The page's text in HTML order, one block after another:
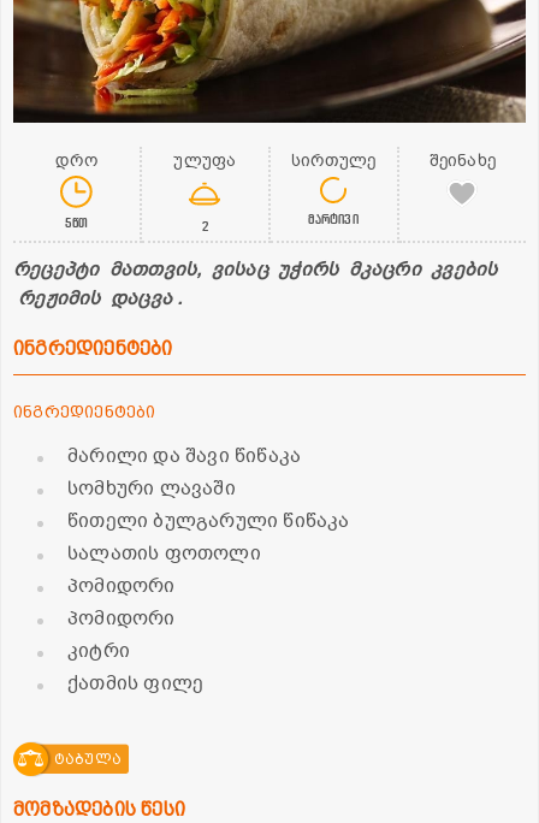
დრო
5წთ
ულუფა
2
სირთულე
მარტივი
შეინახე
რეცეპტი მათთვის, ვისაც უჭირს მკაცრი კვების
რეჟიმის დაცვა .
ინგრედიენტები
ინგრედიენტები
მარილი და შავი წიწაკა
სომხური ლავაში
წითელი ბულგარული წიწაკა
სალათის ფოთოლი
პომიდორი
პომიდორი
კიტრი
ქათმის ფილე
ტაბულა
მომზადების წესი